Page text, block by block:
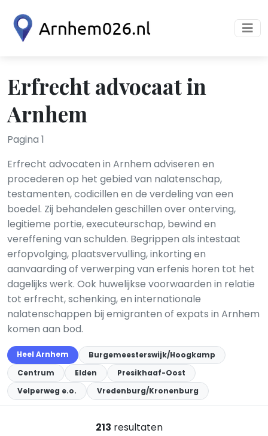
Erfrecht advocaat in
Arnhem
Pagina 1
Erfrecht advocaten in Arnhem adviseren en
procederen op het gebied van nalatenschap,
testamenten, codicillen en de verdeling van een
boedel. Zij behandelen geschillen over onterving,
legitieme portie, executeurschap, bewind en
vereffening van schulden. Begrippen als intestaat
erfopvolging, plaatsvervulling, inkorting en
aanvaarding of verwerping van erfenis horen tot het
dagelijks werk. Ook huwelijkse voorwaarden in relatie
tot erfrecht, schenking, en internationale
nalatenschappen bij emigranten of expats in Arnhem
komen aan bod.
Heel Arnhem
Burgemeesterswijk/Hoogkamp
Centrum
Elden
Presikhaaf-Oost
Velperweg e.o.
Vredenburg/Kronenburg
213 resultaten